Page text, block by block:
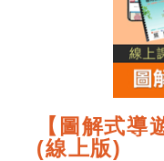
【圖解式導
(線上版)